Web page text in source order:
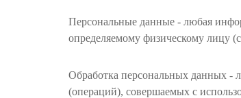
Персональные данные - любая
определяемому физическому лицу
Обработка персональных данных -
(операций), совершаемых с